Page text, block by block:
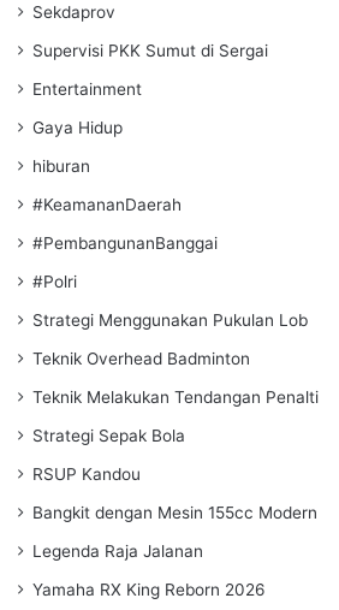
Sekdaprov
Supervisi PKK Sumut di Sergai
Entertainment
Gaya Hidup
hiburan
#KeamananDaerah
#PembangunanBanggai
#Polri
Strategi Menggunakan Pukulan Lob
Teknik Overhead Badminton
Teknik Melakukan Tendangan Penalti
Strategi Sepak Bola
RSUP Kandou
Bangkit dengan Mesin 155cc Modern
Legenda Raja Jalanan
Yamaha RX King Reborn 2026